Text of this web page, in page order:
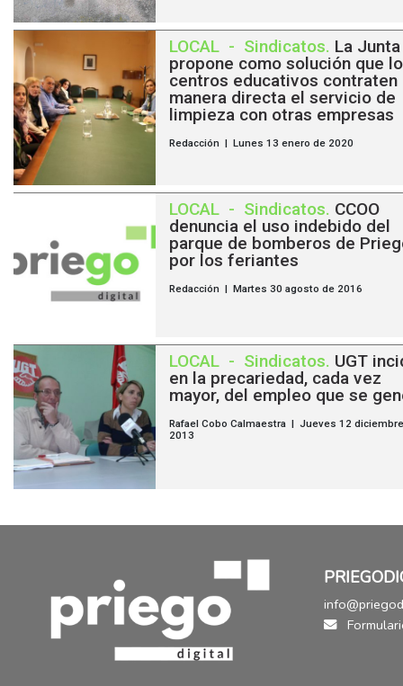
LOCAL - Sindicatos. La Junta
propone como solución que
centros educativos contraten
manera directa el servicio de
limpieza con otras empresas
Redacción | Lunes 13 enero de 2020
LOCAL - Sindicatos. CCOO
denuncia el uso indebido del
parque de bomberos de
por los feriantes
Redacción | Martes 30 agosto de 2016
LOCAL - Sindicatos. UGT
en la precariedad, cada vez
mayor, del empleo que se
Rafael Cobo Calmaestra | Jueves 12
2013